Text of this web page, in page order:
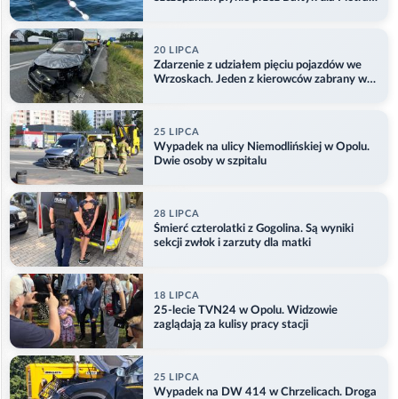
20 LIPCA
Zdarzenie z udziałem pięciu pojazdów we
Wrzoskach. Jeden z kierowców zabrany w
25 LIPCA
Wypadek na ulicy Niemodlińskiej w Opolu.
Dwie osoby w szpitalu
28 LIPCA
Śmierć czterolatki z Gogolina. Są wyniki
sekcji zwłok i zarzuty dla matki
18 LIPCA
25-lecie TVN24 w Opolu. Widzowie
zaglądają za kulisy pracy stacji
25 LIPCA
Wypadek na DW 414 w Chrzelicach. Droga